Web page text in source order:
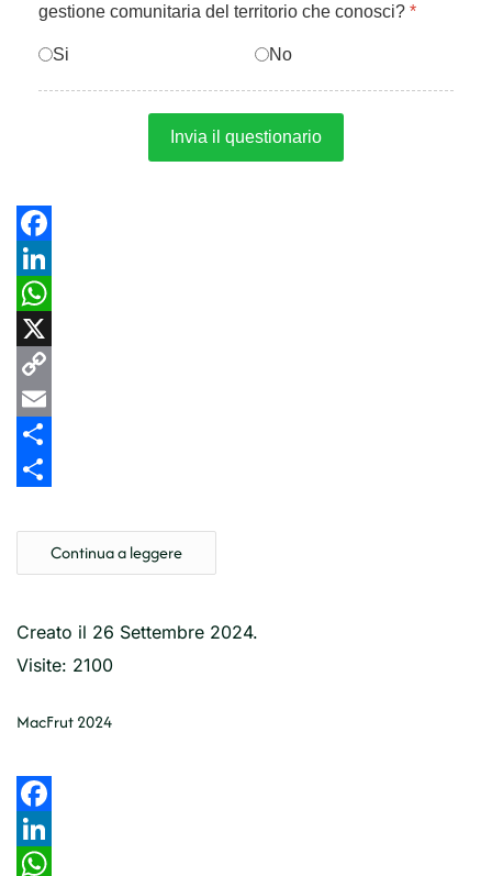
gestione comunitaria del territorio che conosci? *
Si No
Invia il questionario
Facebook
LinkedIn
WhatsApp
X
Copy
Link
Email
Share
Continua a leggere
Creato il 26 Settembre 2024.
Visite: 2100
MacFrut 2024
Facebook
LinkedIn